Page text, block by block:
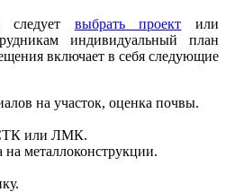
следует выбрать проект или
индивидуальный план
включает в себя следующие
на участок, оценка почвы.
или ЛМК.
металлоконструкции.